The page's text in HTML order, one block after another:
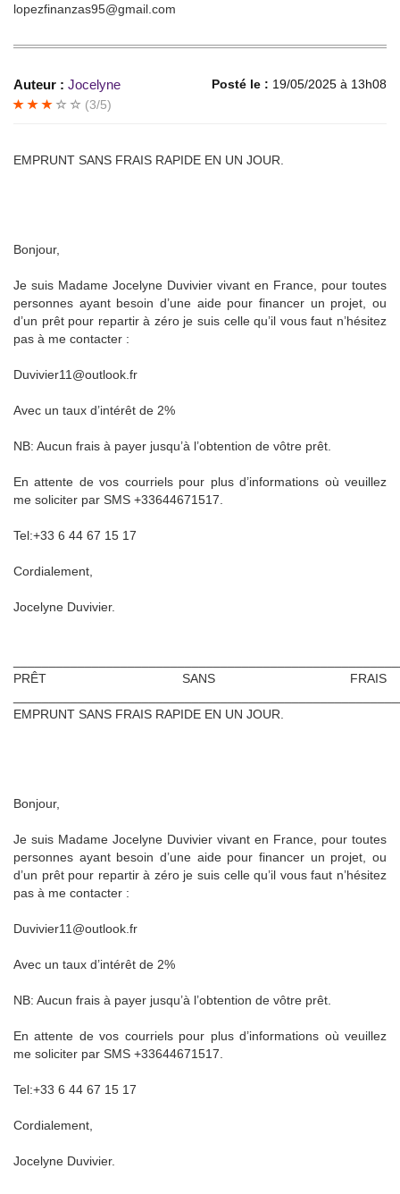
lopezfinanzas95@gmail.com
Auteur : Jocelyne Posté le : 19/05/2025 à 13h08
(3/5)
EMPRUNT SANS FRAIS RAPIDE EN UN JOUR.
Bonjour,
Je suis Madame Jocelyne Duvivier vivant en France, pour toutes
personnes ayant besoin d’une aide pour financer un projet, ou
d’un prêt pour repartir à zéro je suis celle qu’il vous faut n’hésitez
pas à me contacter :
Duvivier11@outlook.fr
Avec un taux d’intérêt de 2%
NB: Aucun frais à payer jusqu’à l’obtention de vôtre prêt.
En attente de vos courriels pour plus d’informations où veuillez
me soliciter par SMS +33644671517.
Tel:+33 6 44 67 15 17
Cordialement,
Jocelyne Duvivier.
PRÊT SANS FRAIS
EMPRUNT SANS FRAIS RAPIDE EN UN JOUR.
Bonjour,
Je suis Madame Jocelyne Duvivier vivant en France, pour toutes
personnes ayant besoin d’une aide pour financer un projet, ou
d’un prêt pour repartir à zéro je suis celle qu’il vous faut n’hésitez
pas à me contacter :
Duvivier11@outlook.fr
Avec un taux d’intérêt de 2%
NB: Aucun frais à payer jusqu’à l’obtention de vôtre prêt.
En attente de vos courriels pour plus d’informations où veuillez
me soliciter par SMS +33644671517.
Tel:+33 6 44 67 15 17
Cordialement,
Jocelyne Duvivier.